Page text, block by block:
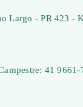
Largo - PR 423 -
41 9661-